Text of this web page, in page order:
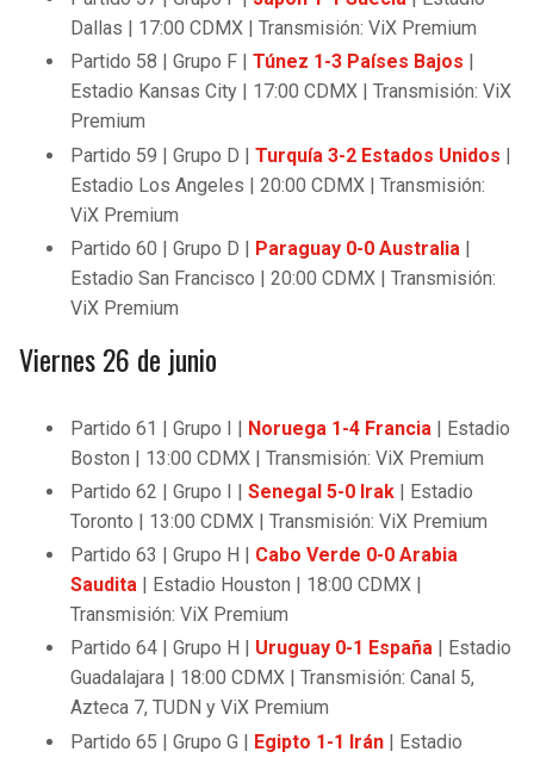
Dallas | 17:00 CDMX | Transmisión: ViX Premium
Partido 58 | Grupo F |Túnez 1-3 Países Bajos
Estadio Kansas City | 17:00 CDMX | Transmisión: ViX
Premium
Partido 59 | Grupo D |Turquía 3-2 Estados Unidos |
Estadio Los Angeles | 20:00 CDMX | Transmisión:
ViX Premium
Partido 60 | Grupo D | Paraguay 0-0 Australia |
Estadio San Francisco | 20:00 CDMX | Transmisión:
ViX Premium
Viernes 26 de junio
Partido 61 | Grupo I | Noruega 1-4 Francia | Estadio
Boston | 13:00 CDMX | Transmisión: ViX Premium
Partido 62 | Grupo I |Senegal 5-0 Irak | Estadio
Toronto | 13:00 CDMX | Transmisión: ViX Premium
Partido 63 | Grupo H | Cabo Verde 0-0 Arabia
Saudita | Estadio Houston | 18:00 CDMX |
Transmisión: ViX Premium
Partido 64 | Grupo H | Uruguay 0-1 España | Estadio
Guadalajara | 18:00 CDMX | Transmisión: Canal 5,
Azteca 7, TUDN y ViX Premium
Partido 65 | Grupo G | Egipto 1-1 Irán | Estadio